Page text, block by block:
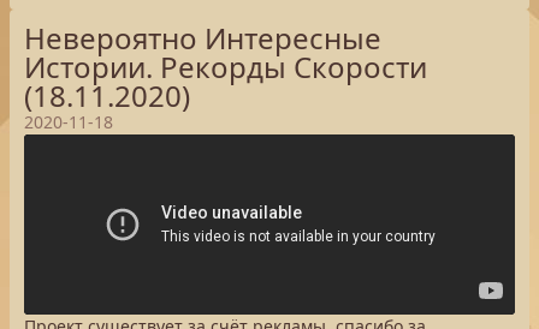
Невероятно Интересные
Истории. Рекорды Скорости
(18.11.2020)
2020-11-18